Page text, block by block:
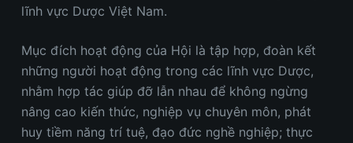
lĩnh vực Dược Việt Nam.
Mục đích hoạt động của Hội là tập hợp, đoàn kết
những người hoạt động trong các lĩnh vực Dược,
nhằm hợp tác giúp đỡ lẫn nhau để không ngừng
nâng cao kiến thức, nghiệp vụ chuyên môn, phát
huy tiềm năng trí tuệ, đạo đức nghề nghiệp; thực